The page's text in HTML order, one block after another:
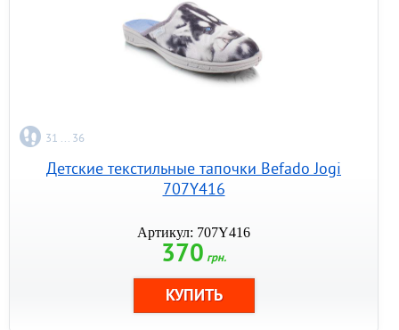
31 ... 36
Детские текстильные тапочки Befado Jogi
707Y416
Артикул: 707Y416
370 грн.